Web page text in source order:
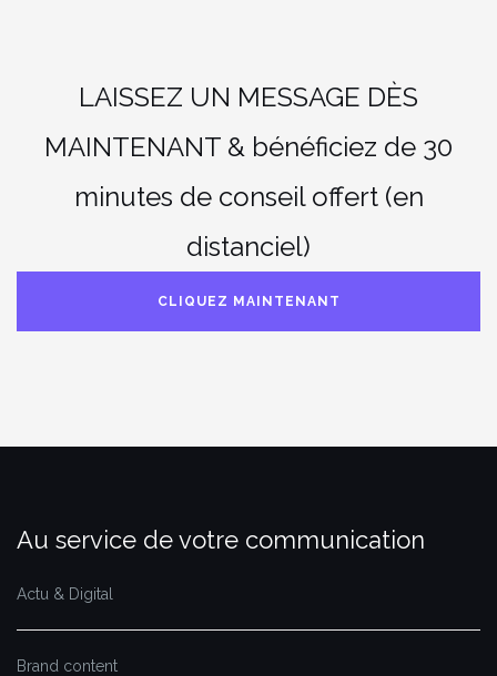
LAISSEZ UN MESSAGE DÈS
MAINTENANT & bénéficiez de 30
minutes de conseil offert (en
distanciel)
CLIQUEZ MAINTENANT
Au service de votre communication
Actu & Digital
Brand content